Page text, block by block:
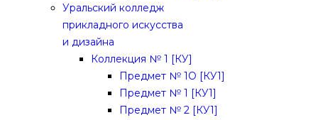
Уральский колледж
прикладного искусства
и дизайна
Коллекция № 1 [КУ]
Предмет № 1О [КУ1]
Предмет № 1 [КУ1]
Предмет № 2 [КУ1]